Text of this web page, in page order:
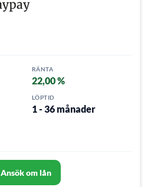
RÄNTA
22,00 %
LÖPTID
1 - 36 månader
Ansök om lån